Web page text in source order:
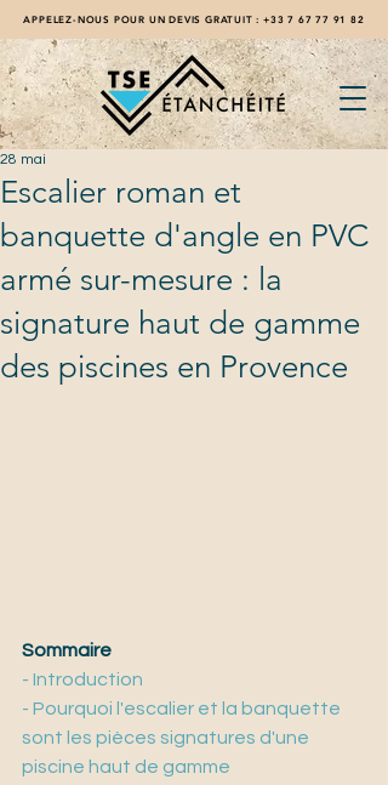
APPELEZ-NOUS POUR UN DEVIS GRATUIT : +33 7 67 77 91 82
Escalier roman et
banquette d'angle en PVC
armé sur-mesure : la
signature haut de gamme
des piscines en Provence
28 mai
Sommaire
- Introduction
- Pourquoi l'escalier et la banquette
sont les pièces signatures d'une
piscine haut de gamme